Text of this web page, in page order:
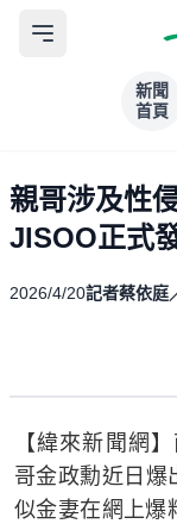
新聞
首頁
親哥涉及性
JISOO正式
2026/4/20記者蔡依庭
【緯來新聞網
哥金政勳近日爆
似金妻在網上爆